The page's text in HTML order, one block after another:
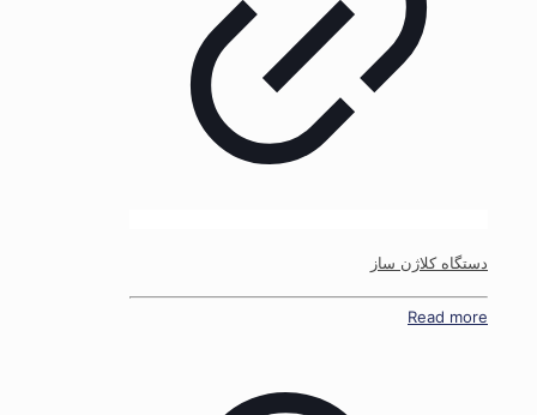
دستگاه کلاژن ساز
Read more